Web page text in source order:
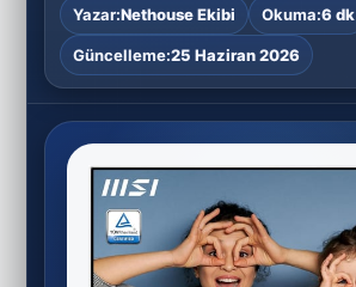
Yazar:Nethouse Ekibi Okuma:6 dk
Güncelleme:25 Haziran 2026